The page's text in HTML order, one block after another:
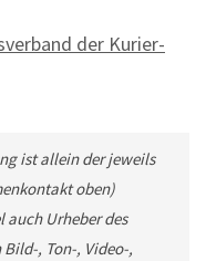
der Kurier-
ist allein der jeweils
oben)
auch Urheber des
, Ton-, Video-,